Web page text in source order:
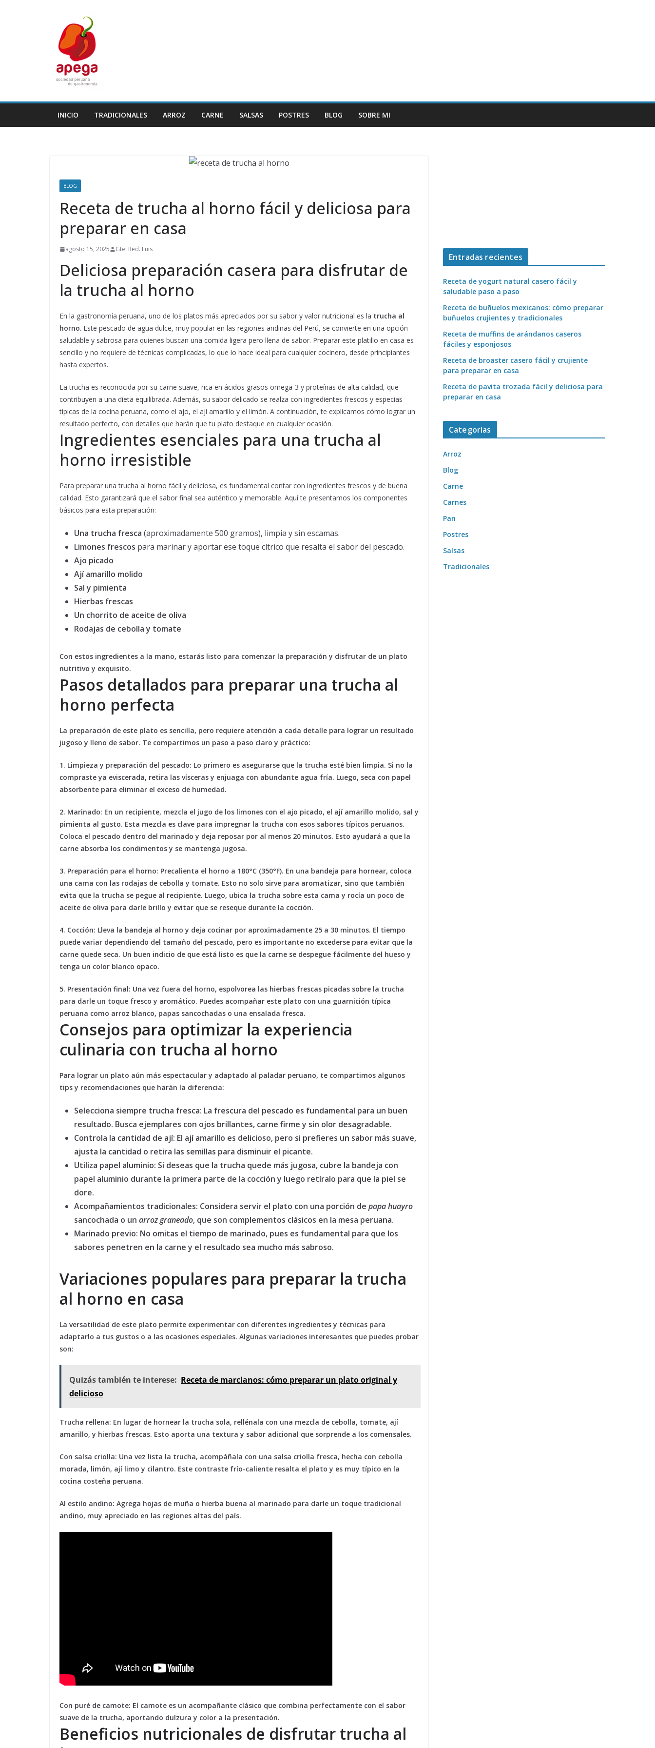
INICIO TRADICIONALES ARROZ CARNE SALSAS POSTRES BLOG SOBRE MI
BLOG
Receta de trucha al horno fácil y deliciosa para
preparar en casa
agosto 15, 2025 Gte. Red. Luis
Deliciosa preparación casera para disfrutar de
la trucha al horno
En la gastronomía peruana, uno de los platos más apreciados por su sabor y valor nutricional es la trucha al
horno. Este pescado de agua dulce, muy popular en las regiones andinas del Perú, se convierte en una opción
saludable y sabrosa para quienes buscan una comida ligera pero llena de sabor. Preparar este platillo en casa es
sencillo y no requiere de técnicas complicadas, lo que lo hace ideal para cualquier cocinero, desde principiantes
hasta expertos.
La trucha es reconocida por su carne suave, rica en ácidos grasos omega-3 y proteínas de alta calidad, que
contribuyen a una dieta equilibrada. Además, su sabor delicado se realza con ingredientes frescos y especias
típicas de la cocina peruana, como el ajo, el ají amarillo y el limón. A continuación, te explicamos cómo lograr un
resultado perfecto, con detalles que harán que tu plato destaque en cualquier ocasión.
Ingredientes esenciales para una trucha al
horno irresistible
Para preparar una trucha al horno fácil y deliciosa, es fundamental contar con ingredientes frescos y de buena
calidad. Esto garantizará que el sabor final sea auténtico y memorable. Aquí te presentamos los componentes
básicos para esta preparación:
Una trucha fresca (aproximadamente 500 gramos), limpia y sin escamas.
Limones frescos para marinar y aportar ese toque cítrico que resalta el sabor del pescado.
Ajo picado
Ají amarillo molido
Sal y pimienta
Hierbas frescas
Un chorrito de aceite de oliva
Rodajas de cebolla y tomate
Con estos ingredientes a la mano, estarás listo para comenzar la preparación y disfrutar de un plato
nutritivo y exquisito.
Pasos detallados para preparar una trucha al
horno perfecta
La preparación de este plato es sencilla, pero requiere atención a cada detalle para lograr un resultado
jugoso y lleno de sabor. Te compartimos un paso a paso claro y práctico:
1. Limpieza y preparación del pescado: Lo primero es asegurarse que la trucha esté bien limpia. Si no la
compraste ya eviscerada, retira las vísceras y enjuaga con abundante agua fría. Luego, seca con papel
absorbente para eliminar el exceso de humedad.
2. Marinado: En un recipiente, mezcla el jugo de los limones con el ajo picado, el ají amarillo molido, sal y
pimienta al gusto. Esta mezcla es clave para impregnar la trucha con esos sabores típicos peruanos.
Coloca el pescado dentro del marinado y deja reposar por al menos 20 minutos. Esto ayudará a que la
carne absorba los condimentos y se mantenga jugosa.
3. Preparación para el horno: Precalienta el horno a 180°C (350°F). En una bandeja para hornear, coloca
una cama con las rodajas de cebolla y tomate. Esto no solo sirve para aromatizar, sino que también
evita que la trucha se pegue al recipiente. Luego, ubica la trucha sobre esta cama y rocía un poco de
aceite de oliva para darle brillo y evitar que se reseque durante la cocción.
4. Cocción: Lleva la bandeja al horno y deja cocinar por aproximadamente 25 a 30 minutos. El tiempo
puede variar dependiendo del tamaño del pescado, pero es importante no excederse para evitar que la
carne quede seca. Un buen indicio de que está listo es que la carne se despegue fácilmente del hueso y
tenga un color blanco opaco.
5. Presentación final: Una vez fuera del horno, espolvorea las hierbas frescas picadas sobre la trucha
para darle un toque fresco y aromático. Puedes acompañar este plato con una guarnición típica
peruana como arroz blanco, papas sancochadas o una ensalada fresca.
Consejos para optimizar la experiencia
culinaria con trucha al horno
Para lograr un plato aún más espectacular y adaptado al paladar peruano, te compartimos algunos
tips y recomendaciones que harán la diferencia:
Selecciona siempre trucha fresca: La frescura del pescado es fundamental para un buen
resultado. Busca ejemplares con ojos brillantes, carne firme y sin olor desagradable.
Controla la cantidad de ají: El ají amarillo es delicioso, pero si prefieres un sabor más suave,
ajusta la cantidad o retira las semillas para disminuir el picante.
Utiliza papel aluminio: Si deseas que la trucha quede más jugosa, cubre la bandeja con
papel aluminio durante la primera parte de la cocción y luego retíralo para que la piel se
dore.
Acompañamientos tradicionales: Considera servir el plato con una porción de papa huayro
sancochada o un arroz graneado, que son complementos clásicos en la mesa peruana.
Marinado previo: No omitas el tiempo de marinado, pues es fundamental para que los
sabores penetren en la carne y el resultado sea mucho más sabroso.
Variaciones populares para preparar la trucha
al horno en casa
La versatilidad de este plato permite experimentar con diferentes ingredientes y técnicas para
adaptarlo a tus gustos o a las ocasiones especiales. Algunas variaciones interesantes que puedes probar
son:
Quizás también te interese: Receta de marcianos: cómo preparar un plato original y
delicioso
Trucha rellena: En lugar de hornear la trucha sola, rellénala con una mezcla de cebolla, tomate, ají
amarillo, y hierbas frescas. Esto aporta una textura y sabor adicional que sorprende a los comensales.
Con salsa criolla: Una vez lista la trucha, acompáñala con una salsa criolla fresca, hecha con cebolla
morada, limón, ají limo y cilantro. Este contraste frío-caliente resalta el plato y es muy típico en la
cocina costeña peruana.
Al estilo andino: Agrega hojas de muña o hierba buena al marinado para darle un toque tradicional
andino, muy apreciado en las regiones altas del país.
Con puré de camote: El camote es un acompañante clásico que combina perfectamente con el sabor
suave de la trucha, aportando dulzura y color a la presentación.
Beneficios nutricionales de disfrutar trucha al
Entradas recientes
Receta de yogurt natural casero fácil y
saludable paso a paso
Receta de buñuelos mexicanos: cómo preparar
buñuelos crujientes y tradicionales
Receta de muffins de arándanos caseros
fáciles y esponjosos
Receta de broaster casero fácil y crujiente
para preparar en casa
Receta de pavita trozada fácil y deliciosa para
preparar en casa
Categorías
Arroz
Blog
Carne
Carnes
Pan
Postres
Salsas
Tradicionales